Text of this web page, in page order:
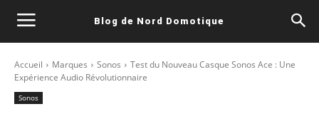
Blog de Nord Domotique
Accueil Marques Sonos
Test du Nouveau Casque Sonos Ace : Une
Expérience Audio Révolutionnaire
Sonos